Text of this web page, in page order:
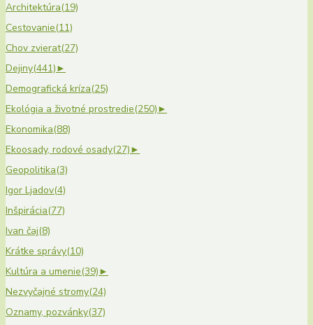
Architektúra(19)
Cestovanie(11)
Chov zvierat(27)
Dejiny(441)►
Demografická kríza(25)
Ekológia a životné prostredie(250)►
Ekonomika(88)
Ekoosady, rodové osady(27)►
Geopolitika(3)
Igor Ljadov(4)
Inšpirácia(77)
Ivan čaj(8)
Krátke správy(10)
Kultúra a umenie(39)►
Nezvyčajné stromy(24)
Oznamy, pozvánky(37)